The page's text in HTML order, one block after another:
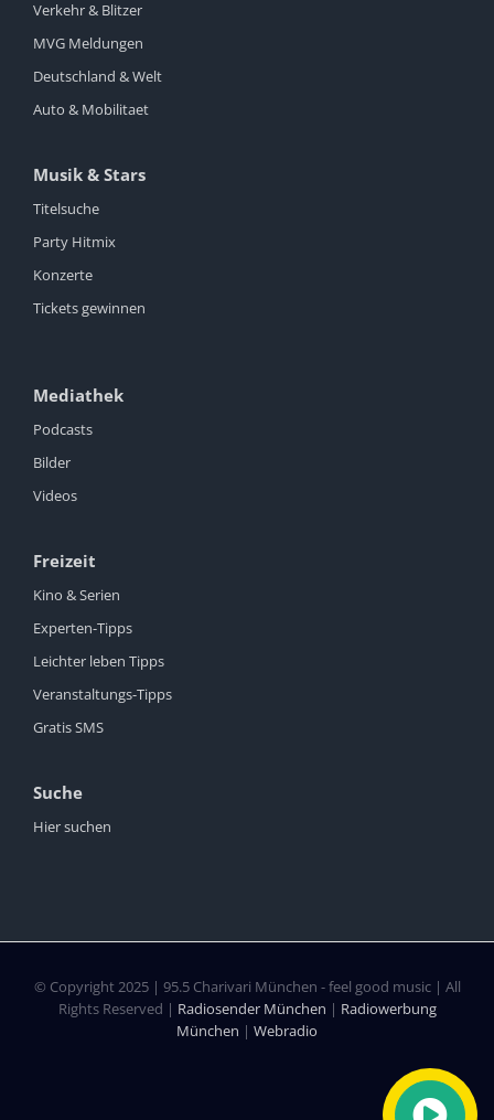
Verkehr & Blitzer
MVG Meldungen
Deutschland & Welt
Auto & Mobilitaet
Musik & Stars
Titelsuche
Party Hitmix
Konzerte
Tickets gewinnen
Mediathek
Podcasts
Bilder
Videos
Freizeit
Kino & Serien
Experten-Tipps
Leichter leben Tipps
Veranstaltungs-Tipps
Gratis SMS
Suche
Hier suchen
© Copyright 2025 | 95.5 Charivari München - feel good music | All
Rights Reserved | Radiosender München | Radiowerbung
München | Webradio